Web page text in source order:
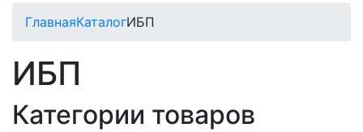
ГлавнаяКаталогИБП
ИБП
Категории товаров